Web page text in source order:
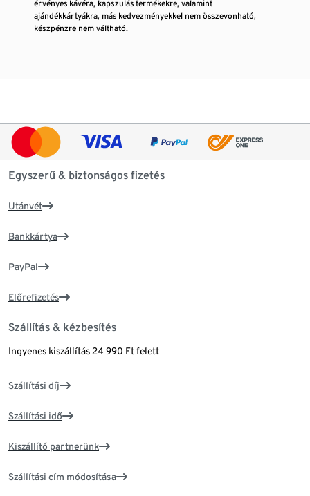
érvényes kávéra, kapszulás termékekre, valamint
ajándékkártyákra, más kedvezményekkel nem összevonható,
készpénzre nem váltható.
Egyszerű & biztonságos fizetés
Utánvét
Bankkártya
PayPal
Előrefizetés
Szállítás & kézbesítés
Ingyenes kiszállítás 24 990 Ft felett
Szállítási díj
Szállítási idő
Kiszállító partnerünk
Szállítási cím módosítása